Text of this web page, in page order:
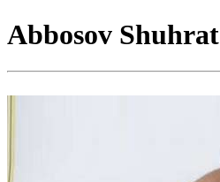
Abbosov Shuhrat